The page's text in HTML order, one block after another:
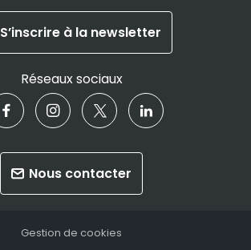
S’inscrire à la newsletter
Réseaux sociaux
Nous contacter
Gestion de cookies